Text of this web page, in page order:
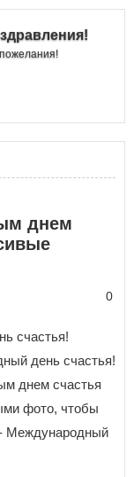
днем
0
счастья!
день счастья!
днем счастья
фото, чтобы
Международный